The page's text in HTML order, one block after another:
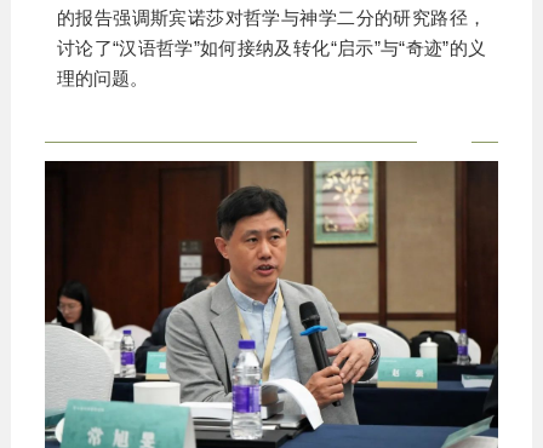
的报告强调斯宾诺莎对哲学与神学二分的研究路径，
讨论了“汉语哲学”如何接纳及转化“启示”与“奇迹”的义
理的问题。